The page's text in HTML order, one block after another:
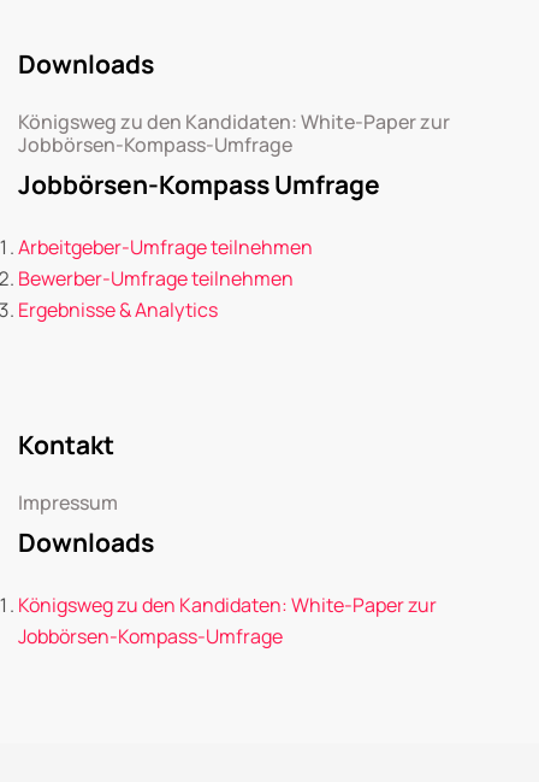
Downloads
Königsweg zu den Kandidaten: White-Paper zur
Jobbörsen-Kompass-Umfrage
Jobbörsen-Kompass Umfrage
Arbeitgeber-Umfrage teilnehmen
Bewerber-Umfrage teilnehmen
Ergebnisse & Analytics
Kontakt
Impressum
Downloads
Königsweg zu den Kandidaten: White-Paper zur
Jobbörsen-Kompass-Umfrage